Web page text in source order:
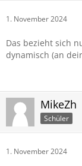
1. November 2024
Das bezieht sich
dynamisch (an
MikeZh
Schüler
1. November 2024